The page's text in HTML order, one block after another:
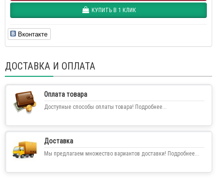
КУПИТЬ В 1 КЛИК
Вконтакте
ДОСТАВКА И ОПЛАТА
Оплата товара
Доступные способы оплаты товара! Подробнее...
Доставка
Мы предлагаем множество вариантов доставки! Подробнее...